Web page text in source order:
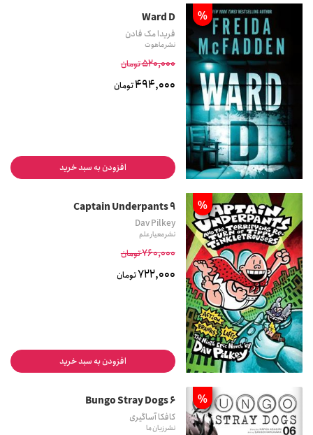
%
Ward D
فریدا مک فادن
نشر ماهوت
520,000تومان
494,000تومان
افزودن به سبد خرید
%
9 Captain Underpants
Dav Pilkey
نشر معیار علم
760,000تومان
722,000تومان
افزودن به سبد خرید
%
Bungo Stray Dogs 6
کافکا آساگیری
نشر زبان ما